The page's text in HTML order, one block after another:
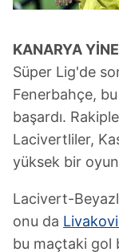
6698 sayılı
ilgili mevzuata
almak için lütfen
KANARYA YİNE
Süper Lig'de
Fenerbahçe,
başardı.
Lacivertliler,
yüksek bir
Lacivert-
onu da
bu maçtaki gol